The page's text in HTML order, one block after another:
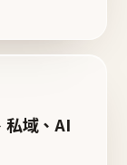
私域、AI